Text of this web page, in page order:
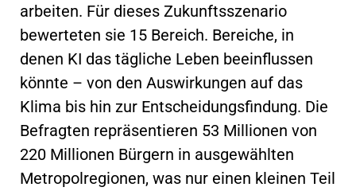
arbeiten. Für dieses Zukunftsszenario
bewerteten sie 15 Bereich. Bereiche, in
denen KI das tägliche Leben beeinflussen
könnte – von den Auswirkungen auf das
Klima bis hin zur Entscheidungsfindung. Die
Befragten repräsentieren 53 Millionen von
220 Millionen Bürgern in ausgewählten
Metropolregionen, was nur einen kleinen Teil